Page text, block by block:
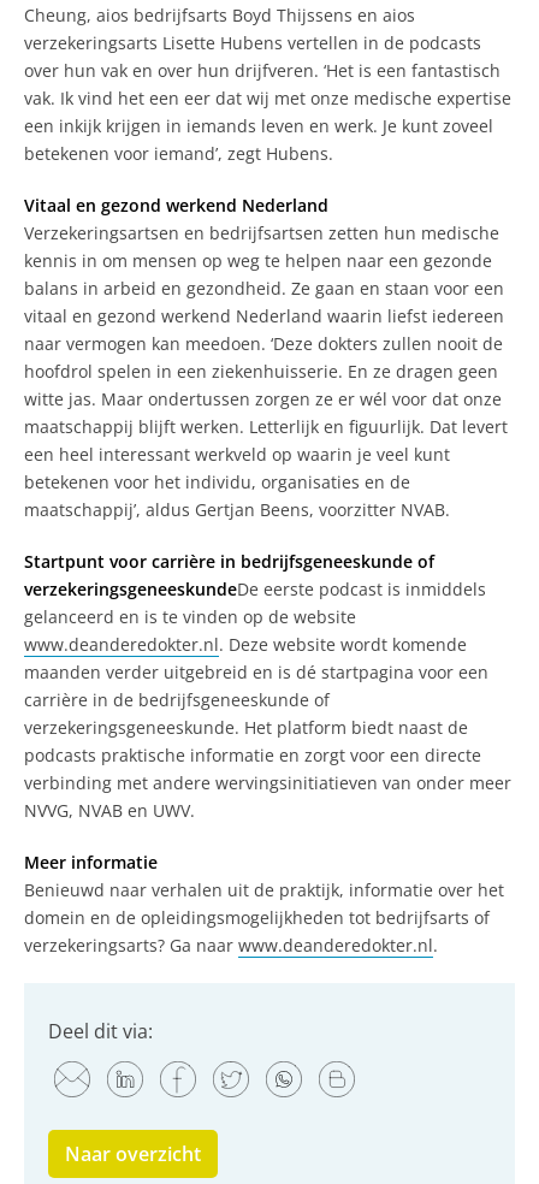
Cheung, aios bedrijfsarts Boyd Thijssens en aios
verzekeringsarts Lisette Hubens vertellen in de podcasts
over hun vak en over hun drijfveren. ‘Het is een fantastisch
vak. Ik vind het een eer dat wij met onze medische expertise
een inkijk krijgen in iemands leven en werk. Je kunt zoveel
betekenen voor iemand’, zegt Hubens.
Vitaal en gezond werkend Nederland
Verzekeringsartsen en bedrijfsartsen zetten hun medische
kennis in om mensen op weg te helpen naar een gezonde
balans in arbeid en gezondheid. Ze gaan en staan voor een
vitaal en gezond werkend Nederland waarin liefst iedereen
naar vermogen kan meedoen. ‘Deze dokters zullen nooit de
hoofdrol spelen in een ziekenhuisserie. En ze dragen geen
witte jas. Maar ondertussen zorgen ze er wél voor dat onze
maatschappij blijft werken. Letterlijk en figuurlijk. Dat levert
een heel interessant werkveld op waarin je veel kunt
betekenen voor het individu, organisaties en de
maatschappij’, aldus Gertjan Beens, voorzitter NVAB.
Startpunt voor carrière in bedrijfsgeneeskunde of
verzekeringsgeneeskundeDe eerste podcast is inmiddels
gelanceerd en is te vinden op de website
www.deanderedokter.nl. Deze website wordt komende
maanden verder uitgebreid en is dé startpagina voor een
carrière in de bedrijfsgeneeskunde of
verzekeringsgeneeskunde. Het platform biedt naast de
podcasts praktische informatie en zorgt voor een directe
verbinding met andere wervingsinitiatieven van onder meer
NVVG, NVAB en UWV.
Meer informatie
Benieuwd naar verhalen uit de praktijk, informatie over het
domein en de opleidingsmogelijkheden tot bedrijfsarts of
verzekeringsarts? Ga naar www.deanderedokter.nl.
Deel dit via:
Naar overzicht